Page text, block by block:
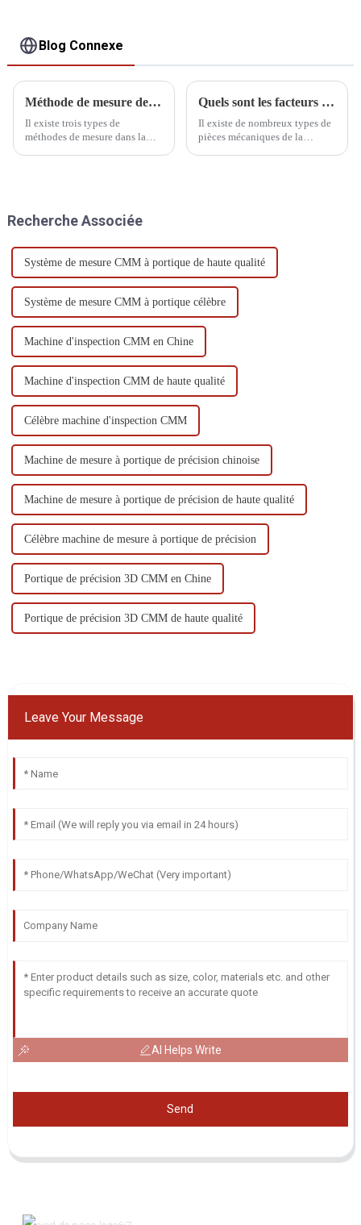
Blog Connexe
Méthode de mesure de la machine à mesurer tridimensionnelle
Il existe trois types de
méthodes de mesure dans la
Quels sont les facteurs qui affectent les machines CMM ?
Il existe de nombreux types de
pièces mécaniques de la
Recherche Associée
Système de mesure CMM à portique de haute qualité
Système de mesure CMM à portique célèbre
Machine d'inspection CMM en Chine
Machine d'inspection CMM de haute qualité
Célèbre machine d'inspection CMM
Machine de mesure à portique de précision chinoise
Machine de mesure à portique de précision de haute qualité
Célèbre machine de mesure à portique de précision
Portique de précision 3D CMM en Chine
Portique de précision 3D CMM de haute qualité
Leave Your Message
AI Helps Write
Send